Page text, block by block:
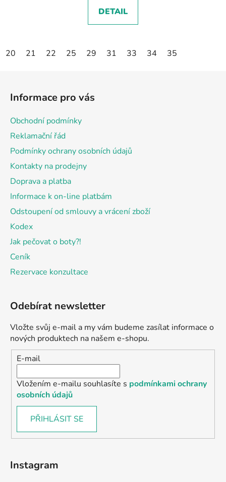
DETAIL
20 21 22 25 29 31 33 34 35
Informace pro vás
Obchodní podmínky
Reklamační řád
Podmínky ochrany osobních údajů
Kontakty na prodejny
Doprava a platba
Informace k on-line platbám
Odstoupení od smlouvy a vrácení zboží
Kodex
Jak pečovat o boty?!
Ceník
Rezervace konzultace
Odebírat newsletter
Vložte svůj e-mail a my vám budeme zasílat informace o
nových produktech na našem e-shopu.
E-mail
Vložením e-mailu souhlasíte s podmínkami ochrany
osobních údajů
PŘIHLÁSIT SE
Instagram